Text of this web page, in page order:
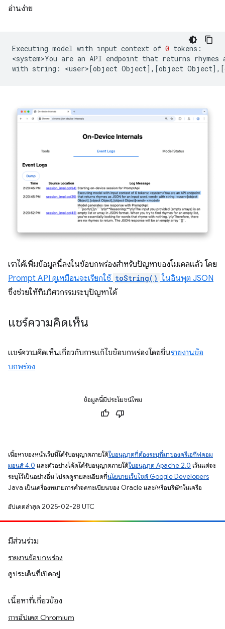
อ่านง่าย
Executing model with input context of 0 tokens:
<system>You are an API endpoint that returns rhymes
with string: <user>[object Object] , [object Object] , [
เราได้เพิ่มข้อมูลนี้ลงในข้อบกพร่องสำหรับปัญหาของโมเดลแล้ว โดย
Prompt API ดูเหมือนจะเรียกใช้ toString() ในอินพุต JSON
ซึ่งช่วยให้ทีมวิศวกรรมระบุปัญหาได้
แชร์ความคิดเห็น
แชร์ความคิดเห็นเกี่ยวกับการแก้ไขข้อบกพร่องโดยยื่นรายงานข้อ
บกพร่อง
ข้อมูลนี้มีประโยชน์ไหม
เนื้อหาของหน้าเว็บนี้ได้รับอนุญาตภายใต้ใบอนุญาตที่ต้องระบุที่มาของครีเอทีฟคอม
มอนส์ 4.0 และตัวอย่างโค้ดได้รับอนุญาตภายใต้ใบอนุญาต Apache 2.0 เว้นแต่จะ
ระบุไว้เป็นอย่างอื่น โปรดดูรายละเอียดที่นโยบายเว็บไซต์ Google Developers
Java เป็นเครื่องหมายการค้าจดทะเบียนของ Oracle และ/หรือบริษัทในเครือ
อัปเดตล่าสุด 2025-02-28 UTC
มีส่วนร่วม
รายงานข้อบกพร่อง
ดูประเด็นที่เปิดอยู่
เนื้อหาที่เกี่ยวข้อง
การอัปเดต Chromium